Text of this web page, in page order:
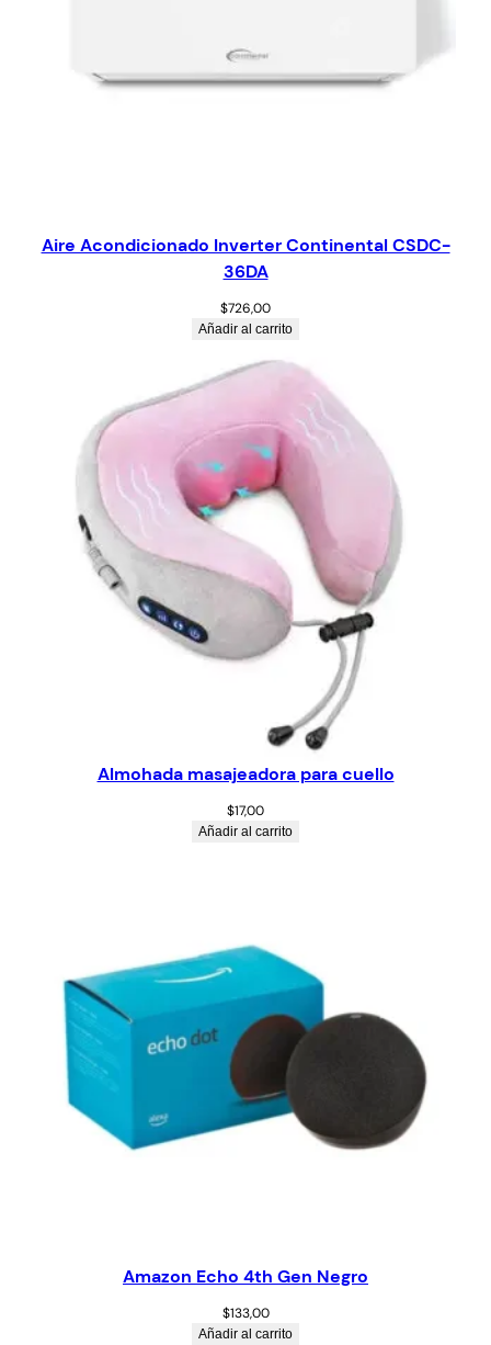
Aire Acondicionado Inverter Continental CSDC-
36DA
$726,00
Añadir al carrito
Almohada masajeadora para cuello
$17,00
Añadir al carrito
Amazon Echo 4th Gen Negro
$133,00
Añadir al carrito